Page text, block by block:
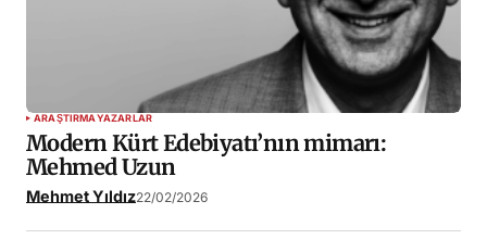
ARAŞTIRMAYAZARLAR
Modern Kürt Edebiyatı’nın mimarı:
Mehmed Uzun
Mehmet Yıldız22/02/2026